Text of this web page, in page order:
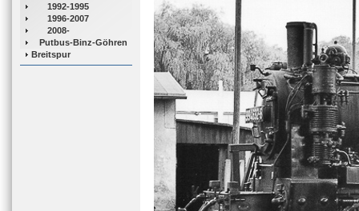
1992-1995
1996-2007
2008-
Putbus-Binz-Göhren
Breitspur